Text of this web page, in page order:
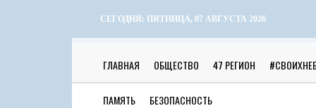
СЕГОДНЯ: ПЯТНИЦА, 07 АВГУСТА 2026
ГЛАВНАЯ ОБЩЕСТВО 47 РЕГИОН
ПАМЯТЬ БЕЗОПАСНОСТЬ